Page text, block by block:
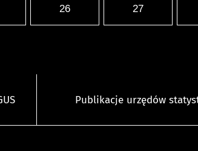
26 27
Publikacje urzędów